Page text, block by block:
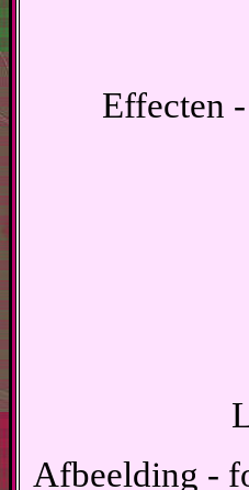
Effecten
Afbeelding -